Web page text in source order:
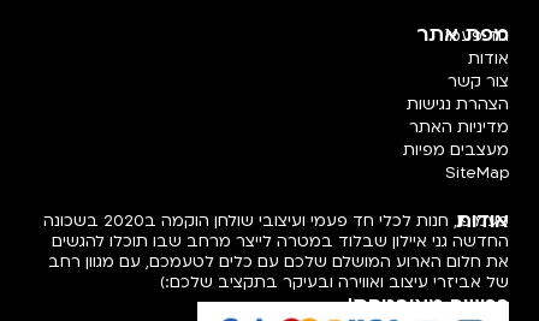
מפת אתר
חד פעמי
אודות
צור קשר
הצהרת נגישות
מדיניות האתר
מעצבים מפיות
SiteMap
אודות
פעמיפו, חנות לכלי חד פעמי ועיצובי שולחן הוקמה ב2020 בשכונה
החדשה גני איילון שבלוד במטרה לייצר מרחב שבו תוכלו להגשים
את חלום הארוע המושלם שלכם עם כלים לטעמכם, עם מגוון רחב
של אביזרי עיצוב ואווירה ובעיקר בתקציב שלכם:)
רכישה מאובטחת!